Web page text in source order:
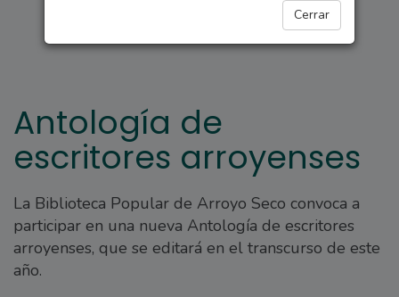
Cerrar
Antología de
escritores arroyenses
La Biblioteca Popular de Arroyo Seco convoca a
participar en una nueva Antología de escritores
arroyenses, que se editará en el transcurso de este
año.